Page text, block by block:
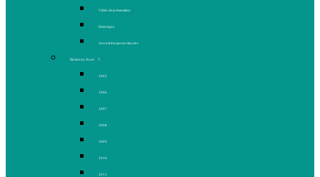
Vidéo de présentation
Historique
Journal des jeunes citoyens
Rivière du Nord
2005
2006
2007
2008
2009
2010
2011